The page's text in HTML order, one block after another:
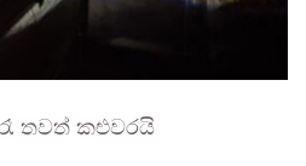
තවත් කළුවරයි